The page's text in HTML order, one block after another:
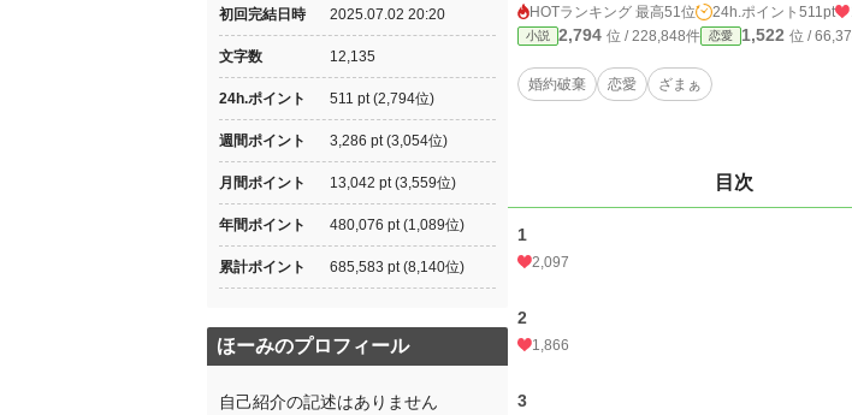
HOTランキング 最高51位 24h.ポイント 511pt
小説 2,794 位 / 228,848件 恋愛 1,522 位 /
婚約破棄 恋愛 ざまぁ
目次
1
2,097
2
1,866
3
初回完結日時 2025.07.02 20:20
文字数 12,135
24h.ポイント 511 pt (2,794位)
週間ポイント 3,286 pt (3,054位)
月間ポイント 13,042 pt (3,559位)
年間ポイント 480,076 pt (1,089位)
累計ポイント 685,583 pt (8,140位)
ほーみのプロフィール
自己紹介の記述はありません